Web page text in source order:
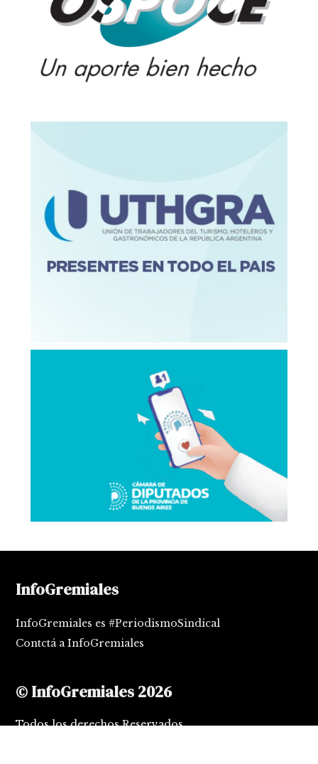
InfoGremiales
InfoGremiales es #PeriodismoSindical
Contctá a InfoGremiales
© InfoGremiales 2026
Todos los derechos Reservados